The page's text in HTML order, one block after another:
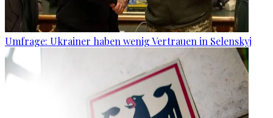
Umfrage: Ukrainer haben wenig Vertrauen in Selenskyj